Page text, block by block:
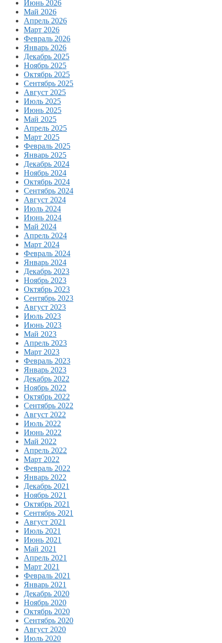
Июнь 2026
Май 2026
Апрель 2026
Март 2026
Февраль 2026
Январь 2026
Декабрь 2025
Ноябрь 2025
Октябрь 2025
Сентябрь 2025
Август 2025
Июль 2025
Июнь 2025
Май 2025
Апрель 2025
Март 2025
Февраль 2025
Январь 2025
Декабрь 2024
Ноябрь 2024
Октябрь 2024
Сентябрь 2024
Август 2024
Июль 2024
Июнь 2024
Май 2024
Апрель 2024
Март 2024
Февраль 2024
Январь 2024
Декабрь 2023
Ноябрь 2023
Октябрь 2023
Сентябрь 2023
Август 2023
Июль 2023
Июнь 2023
Май 2023
Апрель 2023
Март 2023
Февраль 2023
Январь 2023
Декабрь 2022
Ноябрь 2022
Октябрь 2022
Сентябрь 2022
Август 2022
Июль 2022
Июнь 2022
Май 2022
Апрель 2022
Март 2022
Февраль 2022
Январь 2022
Декабрь 2021
Ноябрь 2021
Октябрь 2021
Сентябрь 2021
Август 2021
Июль 2021
Июнь 2021
Май 2021
Апрель 2021
Март 2021
Февраль 2021
Январь 2021
Декабрь 2020
Ноябрь 2020
Октябрь 2020
Сентябрь 2020
Август 2020
Июль 2020